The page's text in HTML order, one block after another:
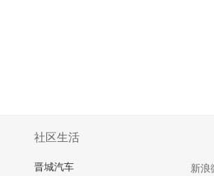
社区生活
晋城汽车 新浪